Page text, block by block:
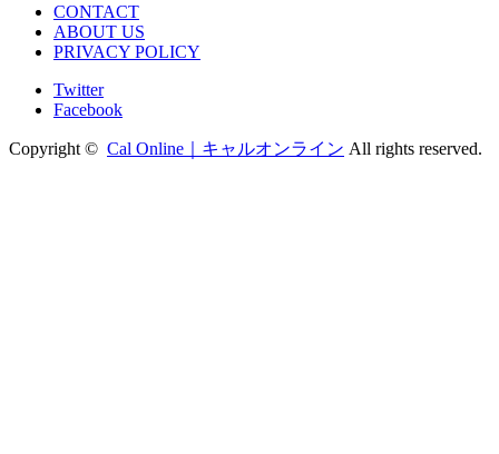
CONTACT
ABOUT US
PRIVACY POLICY
Twitter
Facebook
Copyright © Cal Online｜キャルオンライン All rights reserved.